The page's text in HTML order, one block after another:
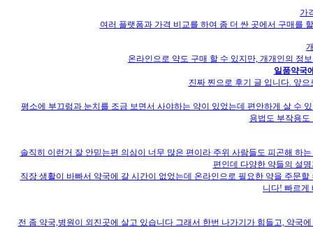
가
여러 플랫폼과 가격 비교를 하여 좀 더 싼 곳에서 구매를
온라인으로 약도 구매 할 수 있지만, 개개인의 정
일품약국
진짜 찐으로 후기 글 입니다. 앞
평소에 부끄럼과 눈치를 조금 보면서 사야하는 약이 있었는데 편안하게 살 수
용법도 부작용
솔직히 이런거 잘 안믿는편 의심이 너무 많은 편이라 주위 사람들도 피곤해 하
편인데 다양한 약들의 설
직장 생활이 바빠서 약국에 갈 시간이 없었는데 온라인으로 필요한 약을 주문
니다! 빠르게
전 좀 약국,병원이 외진곳에 살고 있습니다 그래서 한번 나가기가 힘들고, 약국